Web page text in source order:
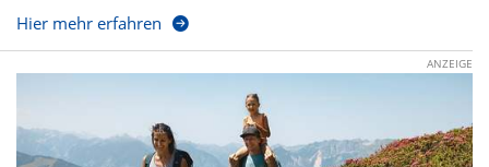
Hier mehr erfahren
ANZEIGE